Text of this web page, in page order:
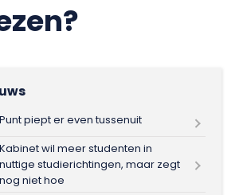
Punt piept er even tussenuit
Kabinet wil meer studenten in
nuttige studierichtingen, maar zegt
nog niet hoe